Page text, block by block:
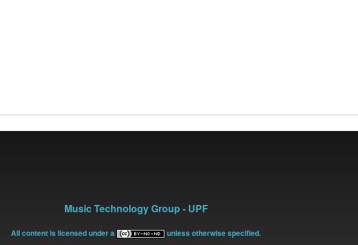
Music Technology Group - UPF
All content is licensed under a unless otherwise specified.